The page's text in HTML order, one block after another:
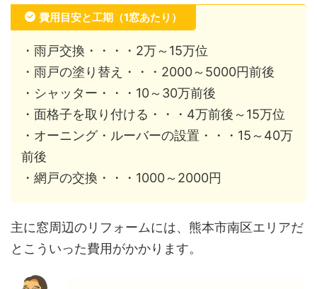
費用目安と工期（1窓あたり）
・雨戸交換・・・・2万～15万位
・雨戸の塗り替え・・・2000～5000円前後
・シャッター・・・10～30万前後
・面格子を取り付ける・・・4万前後～15万位
・オーニング・ルーバーの設置・・・15～40万
前後
・網戸の交換・・・1000～2000円
主に窓周辺のリフォームには、熊本市南区エリアだ
とこういった費用がかかります。